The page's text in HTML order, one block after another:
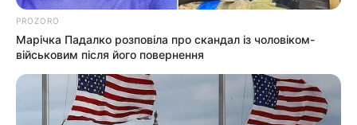
PROZORO
Марічка Падалко розповіла про скандал із чоловіком-
військовим після його повернення